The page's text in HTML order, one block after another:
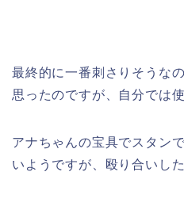
最終的に一番刺さりそうな
思ったのですが、自分では使
アナちゃんの宝具でスタン
いようですが、殴り合いし